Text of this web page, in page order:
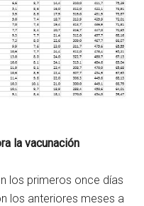
la vacunación
los primeros once días
los anteriores meses a